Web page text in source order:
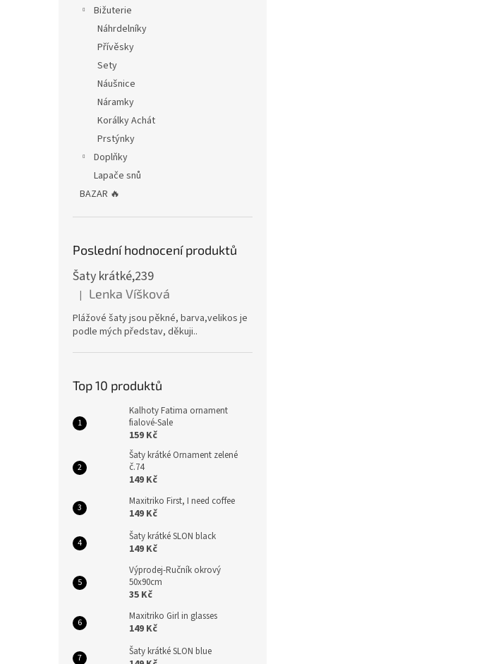
Bižuterie
Náhrdelníky
Přívěsky
Sety
Náušnice
Náramky
Korálky Achát
Prstýnky
Doplňky
Lapače snů
BAZAR 🔥
Poslední hodnocení produktů
Šaty krátké,239
Hodnocení produktu je 5 z 5 hvězdiček.
| Lenka Víšková
Plážové šaty jsou pěkné, barva,velikos je
podle mých představ, děkuji..
Top 10 produktů
Kalhoty Fatima ornament
fialové-Sale
159 Kč
Šaty krátké Ornament zelené
č.74
149 Kč
Maxitriko First, I need coffee
149 Kč
Šaty krátké SLON black
149 Kč
Výprodej-Ručník okrový
50x90cm
35 Kč
Maxitriko Girl in glasses
149 Kč
Šaty krátké SLON blue